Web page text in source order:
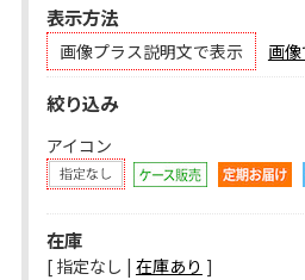
表示方法
画像プラス説明文で表示 画
絞り込み
アイコン
在庫
[ 指定なし | 在庫あり ]